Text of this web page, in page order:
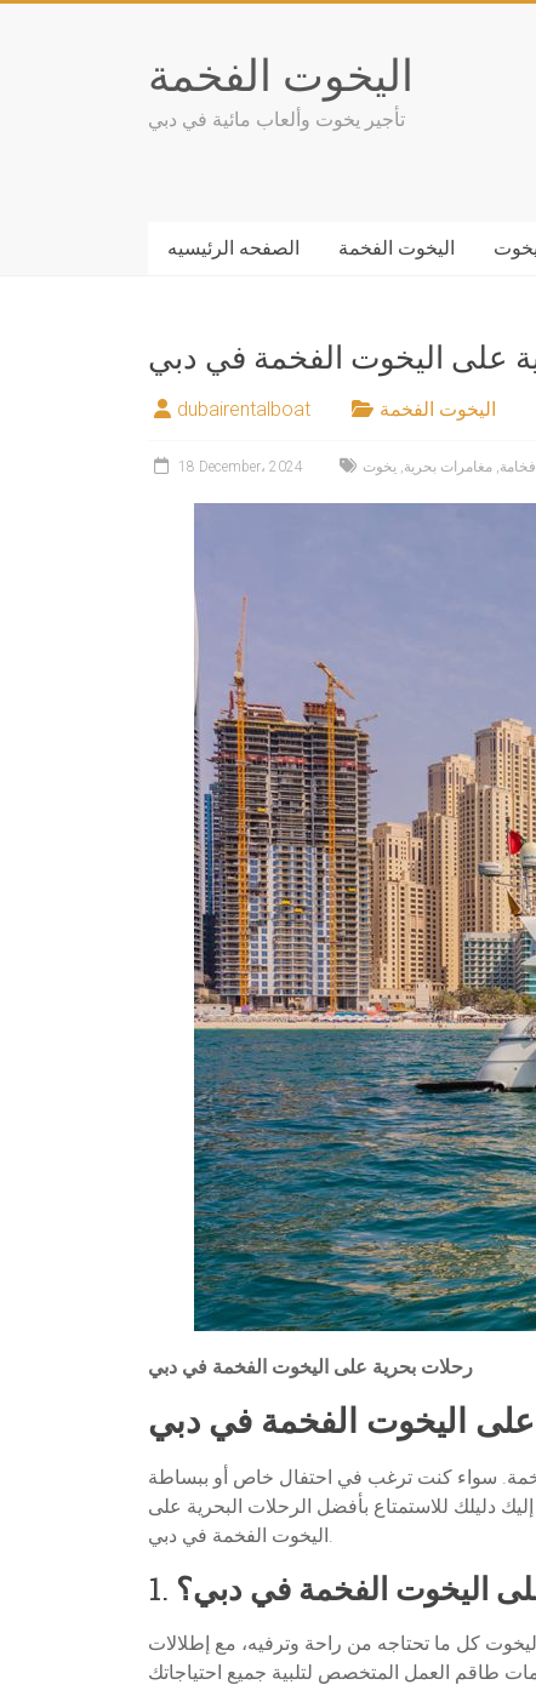
اليخوت الفخمة
تأجير يخوت وألعاب مائية في دبي
الصفحه الرئيسيه اليخوت الفخمة
على اليخوت الفخمة في دبي
dubairentalboat اليخوت الفخمة
18 December، 2024 فخامة, مغامرات بحرية, يخوت
رحلات بحرية على اليخوت الفخمة في دبي
اليخوت الفخمة في دبي
الفخمة. سواء كنت ترغب في احتفال خاص أو ببساطة
دليلك للاستمتاع بأفضل الرحلات البحرية على
اليخوت الفخمة في دبي.
1. على اليخوت الفخمة في دبي؟
كل ما تحتاجه من راحة وترفيه، مع إطلالات